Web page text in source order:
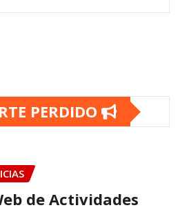
PERDIDO
de Actividades